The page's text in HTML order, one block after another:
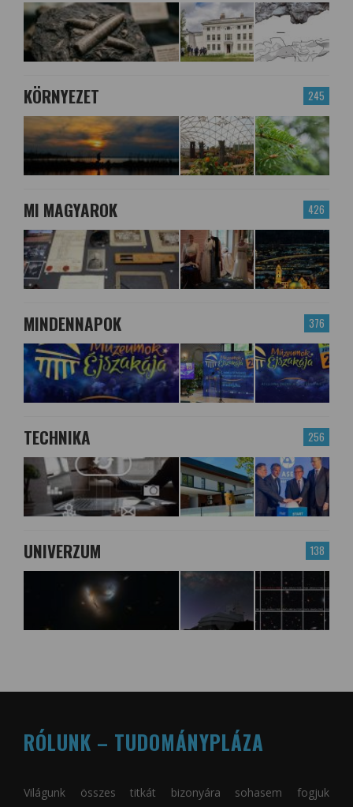
245
KÖRNYEZET
426
MI MAGYAROK
376
MINDENNAPOK
256
TECHNIKA
138
UNIVERZUM
RÓLUNK – TUDOMÁNYPLÁZA
Világunk összes titkát bizonyára sohasem fogjuk